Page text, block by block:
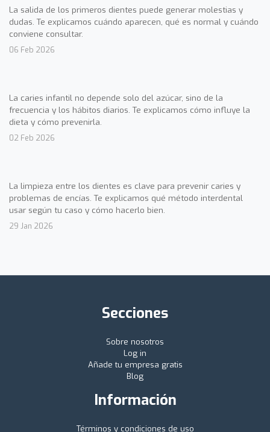
La salida de los primeros dientes puede generar molestias y
dudas. Te explicamos cuándo aparecen, qué es normal y cuándo
conviene consultar.
06 Feb 2026
La caries infantil no depende solo del azúcar, sino de la
frecuencia y los hábitos diarios. Te explicamos cómo influye la
dieta y cómo prevenirla.
02 Feb 2026
La limpieza entre los dientes es clave para prevenir caries y
problemas de encías. Te explicamos qué método interdental
usar según tu caso y cómo hacerlo bien.
29 Jan 2026
Secciones
Sobre nosotros
Log in
Añade tu empresa gratis
Blog
Información
Términos y condiciones de uso